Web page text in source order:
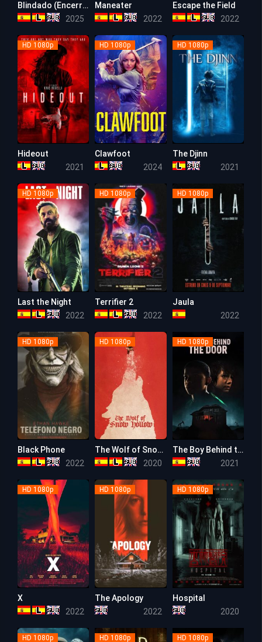
Blindado (Encerrado)
2025
Maneater
2022
Escape the Field
2022
HD 1080p
Hideout
2021
HD 1080p
Clawfoot
2024
HD 1080p
The Djinn
2021
HD 1080p
Last the Night
2022
HD 1080p
Terrifier 2
2022
HD 1080p
Jaula
2022
HD 1080p
Black Phone
2022
HD 1080p
The Wolf of Snow Hollow
2020
HD 1080p
The Boy Behind the Door
2021
HD 1080p
X
2022
HD 1080p
The Apology
2022
HD 1080p
Hospital
2020
HD 1080p HD 1080p HD 1080p